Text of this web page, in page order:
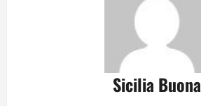
Sicilia Buona